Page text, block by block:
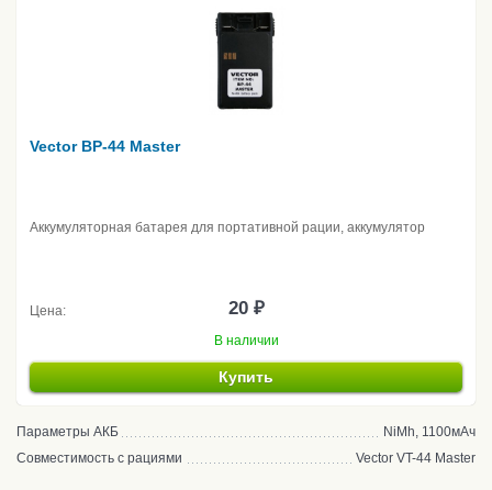
Vector BP-44 Master
Аккумуляторная батарея для портативной рации, аккумулятор
Цена: 20 ₽
В наличии
Купить
Параметры АКБ
NiMh, 1100мАч
Совместимость с рациями
Vector VT-44 Master